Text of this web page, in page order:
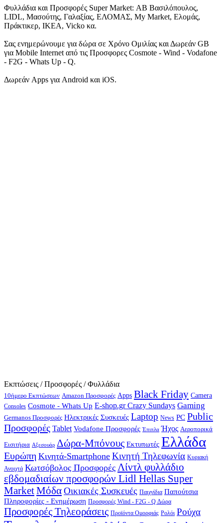
Φυλλάδια και Προσφορές Super Market: ΑΒ Βασιλόπουλος,
LIDL, Μασούτης, Γαλαξίας, ΕΛΟΜΑΣ, My Market, Ελομάς,
Πράκτικερ, ΙΚΕΑ, Vicko κα.
Σας ενημερώνουμε για δώρα σε Χρόνο Ομιλίας και Δωρεάν GB
για Mobile Internet από τις Προσφορες Cosmote - Wind - Vodafone
- F2G - Whats Up - Q.
Δωρεάν Apps για Android και iOS.
Εκπτώσεις / Προσφορές / Φυλλάδια
10ήμερο Εκπτώσεων Amazon Προσφορές Apps Black Friday Camera
Consoles Cosmote - Whats Up E-shop.gr Crazy Sundays Gaming
Germanos Προσφορές Hλεκτρικές Συσκευές Laptop News PC Public
Προσφορές Tablet Vodafone Προσφορές Έπιπλα Ήχος Αεροπορικά
Εισιτήρια Αξεσουάρ Δώρα-Μπόνους Εκτυπωτές Ελλάδα
Ευρώπη Κινητά-Smartphone Κινητή Τηλεφωνία Κυριακή
Ανοιχτά Κωτσόβολος Προσφορές Λίντλ φυλλάδιο
εβδομαδιαίων προσφορών Lidl Hellas Super
MarketΜόδαΟικιακές Συσκευές Παιχνίδια Παπούτσια
Πληροφορίες - Ενημέρωση Προσφορές Wind - F2G - Q Δώρα
Προσφορές Τηλεοράσεις Προϊόντα Ομορφιάς Ρολόι Ρούχα